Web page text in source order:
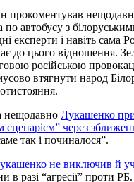
прокоментував
по автобусу з
експерти і навіть сама
до цього відношення.
російською
втягнути народ
нещодавно Лукашенко
сценарієм” через
так і починалося”.
не виключив й
в разі “агресії” проти